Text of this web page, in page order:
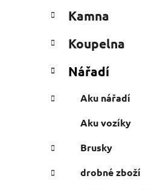
e
Kamna
Koupelna
Nářadí
Aku nářadí
Aku vozíky
Brusky
drobné zboží